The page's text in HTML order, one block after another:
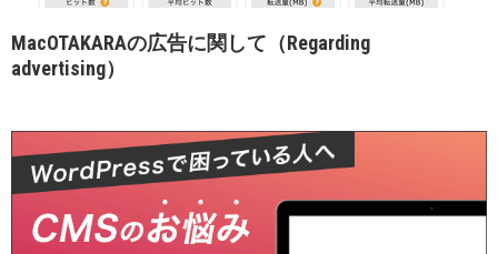
MacOTAKARAの広告に関して（Regarding
advertising）